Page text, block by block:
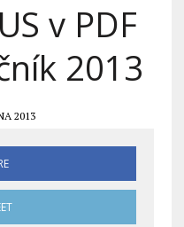
v PDF
2013
2013